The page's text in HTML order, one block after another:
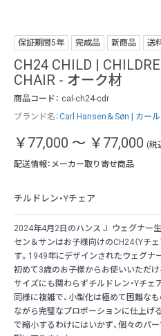
保証期間5年 完成品 新商品 送
CH24 CHILD |
CHAIR - オーク材
商品コード： cal-ch24-cdr
ブランド名：Carl Hansen＆Søn | カー
￥77,000 ～ ￥77,000 (税
配送情報：メーカー取り寄せ商品
チルドレン・Yチェア
2024年4月2日のハンス J. ウェグナー
セン＆サンはお子様向けのCH24（Yチェ
す。1949年にデザインされたウェグナ
初めて3歳のお子様からお使いいただ
サイズにも関わらずチルドレン・Yチ
同様に複雑で、小型化は極めて困難な
ながら完璧なプロポーションに仕上げ
で縮小するわけにはいかず、個々のパ